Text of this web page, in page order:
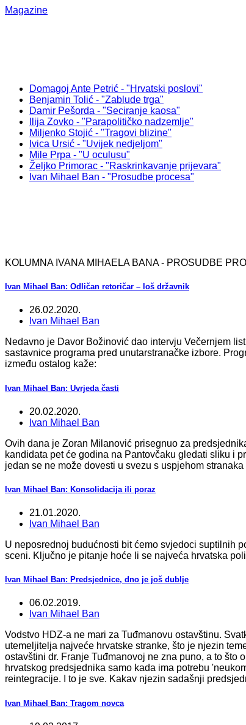
Magazine
Domagoj Ante Petrić - "Hrvatski poslovi"
Benjamin Tolić - "Zablude trga"
Damir Pešorda - "Seciranje kaosa"
Ilija Zovko - "Parapolitičko nadzemlje"
Miljenko Stojić - "Tragovi blizine"
Ivica Ursić - "Uvijek nedjeljom"
Mile Prpa - "U oculusu"
Željko Primorac - "Raskrinkavanje prijevara"
Ivan Mihael Ban - "Prosudbe procesa"
KOLUMNA IVANA MIHAELA BANA - PROSUDBE
Ivan Mihael Ban: Odličan retoričar – loš državnik
26.02.2020.
Ivan Mihael Ban
Nedavno je Davor Božinović dao intervju Večernjem
sastavnice programa pred unutarstranačke izbore.
između ostalog kaže:
Ivan Mihael Ban: Uvrjeda časti
20.02.2020.
Ivan Mihael Ban
Ovih dana je Zoran Milanović prisegnuo za
kandidata pet će godina na Pantovčaku gledati sliku i
jedan se ne može dovesti u svezu s uspjehom
Ivan Mihael Ban: Konsolidacija ili poraz
21.01.2020.
Ivan Mihael Ban
U neposrednoj budućnosti bit ćemo svjedoci suptilnih
sceni. Ključno je pitanje hoće li se najveća hrvatska
Ivan Mihael Ban: Predsjednice, dno je još dublje
06.02.2019.
Ivan Mihael Ban
Vodstvo HDZ-a ne mari za Tuđmanovu ostavštinu.
utemeljitelja najveće hrvatske stranke, što je njezin
ostavštini dr. Franje Tuđmanovoj ne zna puno, a to
hrvatskog predsjednika samo kada ima potrebu
reintegracije. I to je sve. Kakav njezin sadašnji
Ivan Mihael Ban: Tragom novca